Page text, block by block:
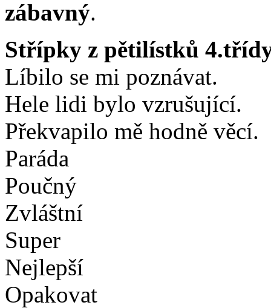
zábavný.
Střípky z pětilístků
Líbilo se mi poznávat.
Hele lidi bylo vzrušující.
Překvapilo mě hodně věcí.
Paráda
Poučný
Zvláštní
Super
Nejlepší
Opakovat